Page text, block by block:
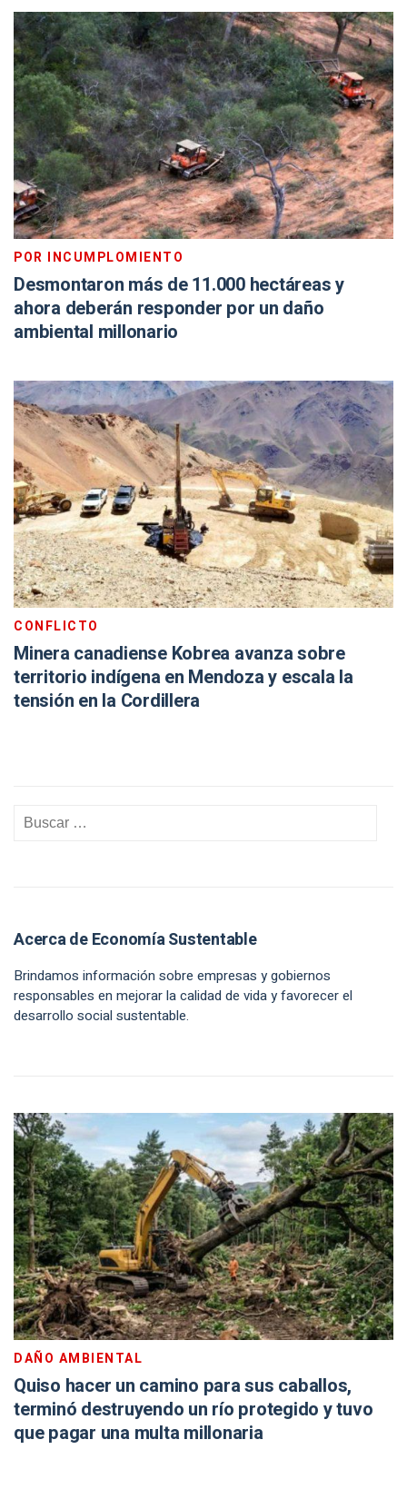
POR INCUMPLOMIENTO
Desmontaron más de 11.000 hectáreas y
ahora deberán responder por un daño
ambiental millonario
CONFLICTO
Minera canadiense Kobrea avanza sobre
territorio indígena en Mendoza y escala la
tensión en la Cordillera
Acerca de Economía Sustentable
Brindamos información sobre empresas y gobiernos
responsables en mejorar la calidad de vida y favorecer el
desarrollo social sustentable.
DAÑO AMBIENTAL
Quiso hacer un camino para sus caballos,
terminó destruyendo un río protegido y tuvo
que pagar una multa millonaria